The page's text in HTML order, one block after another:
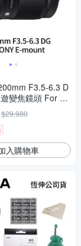
F3.5-6.3 D
變焦鏡頭 For S
(公司貨)
$29,980
入購物車